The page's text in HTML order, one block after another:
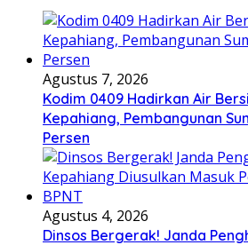
Agustus 7, 2026
Kodim 0409 Hadirkan Air
Kepahiang, Pembangunan
Persen
Agustus 4, 2026
Dinsos Bergerak! Janda